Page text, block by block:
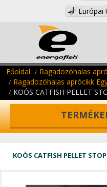
Európai
Főoldal
Ragadozóhalas
Ragadozóhalas aprócikk
KOÓS CATFISH PELLET
KOÓS CATFISH PELLET